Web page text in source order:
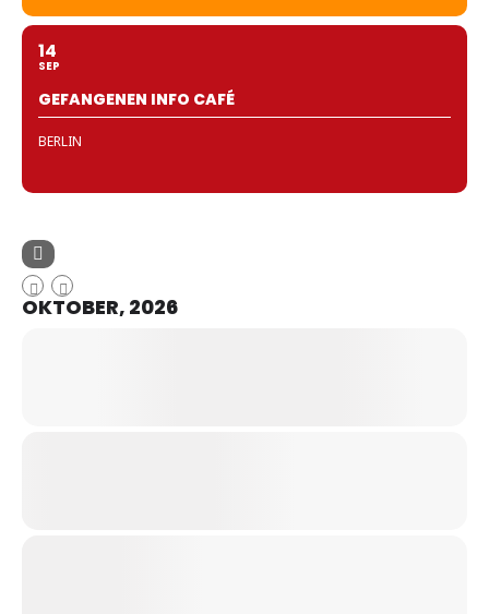
14
SEP
GEFANGENEN INFO CAFÉ
BERLIN
OKTOBER, 2026